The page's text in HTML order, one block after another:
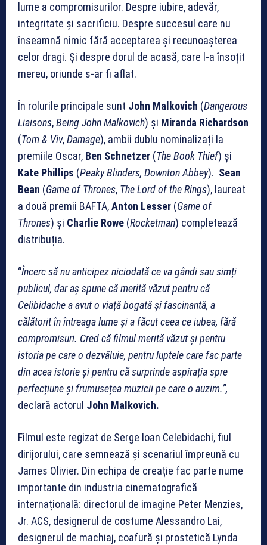
lume a compromisurilor. Despre iubire, adevăr,
integritate și sacrificiu. Despre succesul care nu
înseamnă nimic fără acceptarea și recunoașterea
celor dragi. Și despre dorul de acasă, care l-a însoțit
mereu, oriunde s-ar fi aflat.
În rolurile principale sunt John Malkovich (Dangerous
Liaisons,Being John Malkovich) și Miranda Richardson
(Tom & Viv,Damage), ambii dublu nominalizați la
premiile Oscar, Ben Schnetzer (The Book Thief) și
Kate Phillips (Peaky Blinders, Downton Abbey). Sean
Bean (Game of Thrones, The Lord of the Rings), laureat
a două premii BAFTA,Anton Lesser (Game of
Thrones) și Charlie Rowe (Rocketman) completează
distribuția.
“Încerc să nu anticipez niciodată ce va gândi sau simți
publicul, dar aș spune că merită văzut pentru că
Celibidache a avut o viață bogată și fascinantă, a
călătorit în întreaga lume și a făcut ceea ce iubea, fără
compromisuri. Cred că filmul merită văzut și pentru
istoria pe care o dezvăluie, pentru luptele care fac parte
din acea istorie și pentru că surprinde aspirația spre
perfecțiune și frumusețea muzicii pe care o auzim.”,
declară actorul John Malkovich.
Filmul este regizat de Serge Ioan Celebidachi, fiul
dirijorului, care semnează și scenariul împreună cu
James Olivier. Din echipa de creație fac parte nume
importante din industria cinematografică
internațională: directorul de imagine Peter Menzies,
Jr. ACS, designerul de costume Alessandro Lai,
designerul de machiaj, coafură și prostetică Lynda